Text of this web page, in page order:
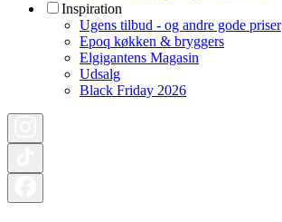
Inspiration
Ugens tilbud - og andre gode priser
Epoq køkken & bryggers
Elgigantens Magasin
Udsalg
Black Friday 2026